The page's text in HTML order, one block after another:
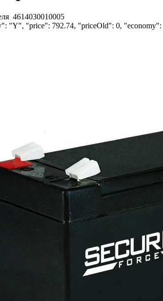
4614030010005
"Y", "price": 792.74, "priceOld": 0,